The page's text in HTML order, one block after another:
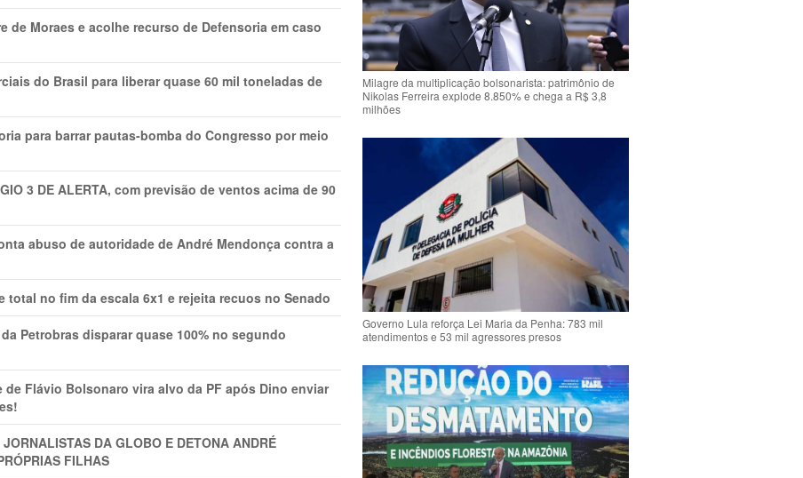
de Moraes e acolhe recurso de Defensoria em caso
do Brasil para liberar quase 60 mil toneladas de
para barrar pautas-bomba do Congresso por meio
3 DE ALERTA, com previsão de ventos acima de 90
abuso de autoridade de André Mendonça contra a
total no fim da escala 6x1 e rejeita recuos no Senado
Petrobras disparar quase 100% no segundo
de Flávio Bolsonaro vira alvo da PF após Dino enviar
DA GLOBO E DETONA ANDRÉ
FILHAS
Milagre da multiplicação bolsonarista: patrimônio de
Nikolas Ferreira explode 8.850% e chega a R$ 3,8
milhões
Governo Lula reforça Lei Maria da Penha: 783 mil
atendimentos e 53 mil agressores presos